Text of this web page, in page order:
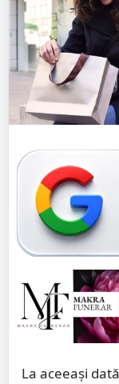
La aceeași